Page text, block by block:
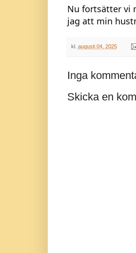
Nu fortsätter vi
jag att min
kl. augusti 04, 2025
Inga
Skicka en